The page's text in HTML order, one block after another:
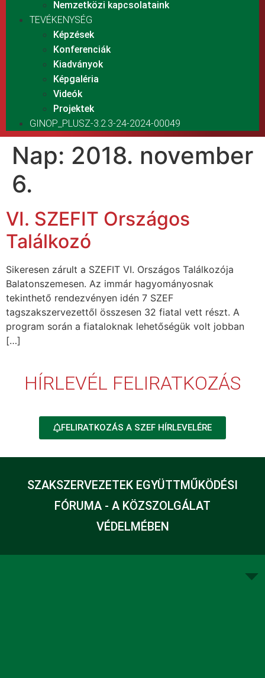
Nemzetközi kapcsolataink
TEVÉKENYSÉG
Képzések
Konferenciák
Kiadványok
Képgaléria
Videók
Projektek
GINOP_PLUSZ-3.2.3-24-2024-00049
Nap: 2018. november
6.
VI. SZEFIT Országos
Találkozó
Sikeresen zárult a SZEFIT VI. Országos Találkozója
Balatonszemesen. Az immár hagyományosnak
tekinthető rendezvényen idén 7 SZEF
tagszakszervezettől összesen 32 fiatal vett részt. A
program során a fiataloknak lehetőségük volt jobban
[…]
HÍRLEVÉL FELIRATKOZÁS
FELIRATKOZÁS A SZEF HÍRLEVELÉRE
SZAKSZERVEZETEK EGYÜTTMŰKÖDÉSI
FÓRUMA - A KÖZSZOLGÁLAT
VÉDELMÉBEN